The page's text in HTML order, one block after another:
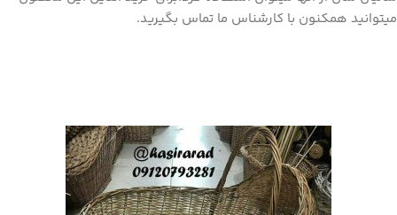
میتوانید همکنون با کارشناس ما تماس بگیرید.